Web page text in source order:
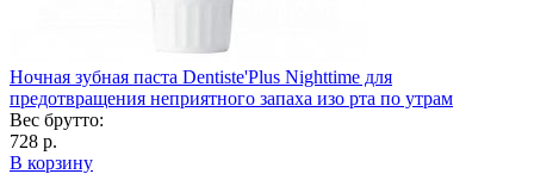
Ночная зубная паста Dentiste'Plus Nighttime для
предотвращения неприятного запаха изо рта по утрам
Вес брутто:
728 р.
В корзину